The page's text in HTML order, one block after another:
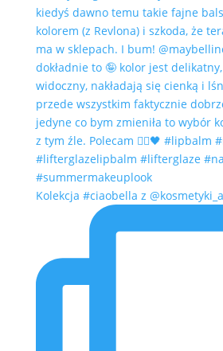
Kolekcja #ciaobella z